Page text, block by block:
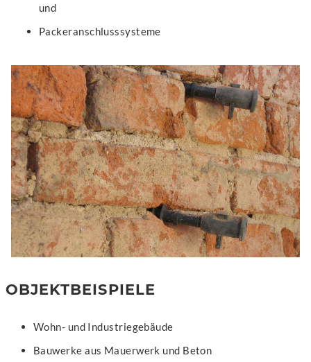
und
Packeranschlusssysteme
OBJEKTBEISPIELE
Wohn- und Industriegebäude
Bauwerke aus Mauerwerk und Beton